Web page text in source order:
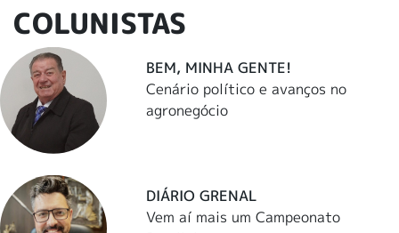
COLUNISTAS
BEM, MINHA GENTE!
Cenário político e avanços no
agronegócio
DIÁRIO GRENAL
Vem aí mais um Campeonato